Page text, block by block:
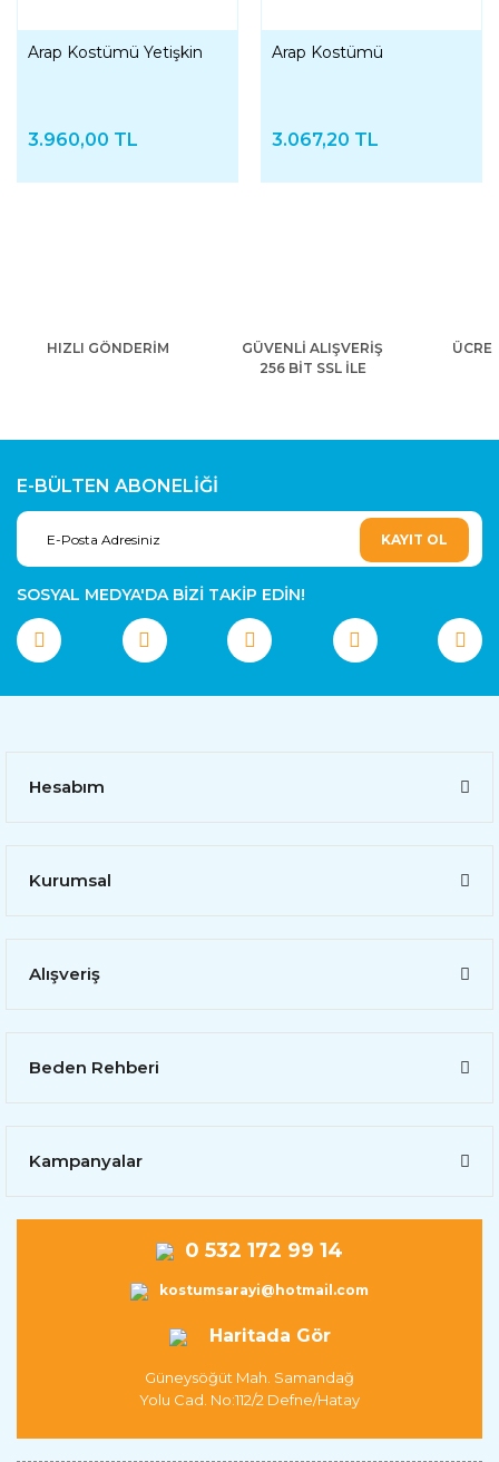
Arap Kostümü Yetişkin
3.960,00 TL
Arap Kostümü
3.067,20 TL
HIZLI GÖNDERİM
GÜVENLİ ALIŞVERİŞ
256 BİT SSL İLE
E-BÜLTEN ABONELİĞİ
KAYIT OL
SOSYAL MEDYA'DA BİZİ TAKİP EDİN!
Hesabım
Kurumsal
Alışveriş
Beden Rehberi
Kampanyalar
0 532 172 99 14
kostumsarayi@hotmail.com
Haritada Gör
Güneysöğüt Mah. Samandağ
Yolu Cad. No:112/2 Defne/Hatay